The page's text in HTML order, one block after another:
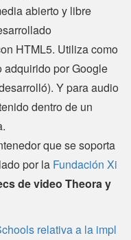
abierto y libre
HTML5. Utiliza como
adquirido por Google
Y para audio
dentro de un
que se soporta
por la Fundación Xi
de video Theora y
relativa a la impl